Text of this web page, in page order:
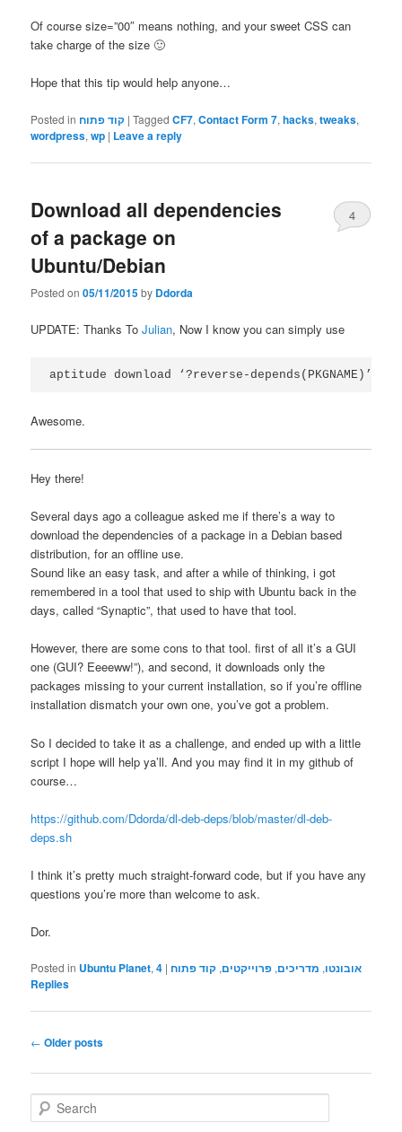
Of course size=”00″ means nothing, and your sweet CSS can
take charge of the size 🙂
Hope that this tip would help anyone…
Posted in קוד פתוח |Tagged CF7,Contact Form 7,hacks,tweaks,
wordpress,wp | Leave a reply
Download all dependencies
of a package on
Ubuntu/Debian
Posted on05/11/2015by Ddorda
4
UPDATE: Thanks ToJulian, Now I know you can simply use
aptitude download ‘?reverse-depends(PKGNAME)’
Awesome.
Hey there!
Several days ago a colleague asked me if there’s a way to
download the dependencies of a package in a Debian based
distribution, for an offline use.
Sound like an easy task, and after a while of thinking, i got
remembered in a tool that used to ship with Ubuntu back in the
days, called “Synaptic”, that used to have that tool.
However, there are some cons to that tool. first of all it’s a GUI
one (GUI? Eeeeww!”), and second, it downloads only the
packages missing to your current installation, so if you’re offline
installation dismatch your own one, you’ve got a problem.
So I decided to take it as a challenge, and ended up with a little
script I hope will help ya’ll. And you may find it in my github of
course…
https://github.com/Ddorda/dl-deb-deps/blob/master/dl-deb-
deps.sh
I think it’s pretty much straight-forward code, but if you have any
questions you’re more than welcome to ask.
Dor.
Posted in Ubuntu Planet, אובונטו, מדריכים, פרוייקטים, קוד פתוח |
4
Replies
Post
← Older posts
e